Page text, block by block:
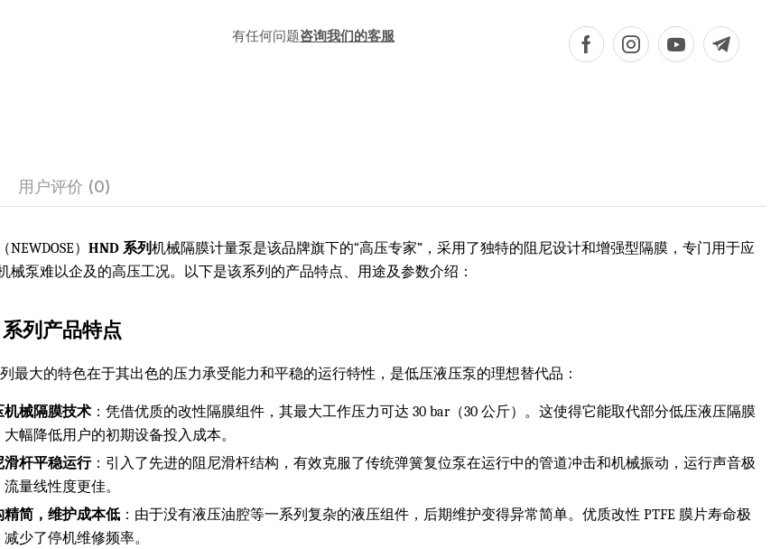
有任何问题咨询我们的客服
用户评价 (0)
NEWDOSE）HND 系列机械隔膜计量泵是该品牌旗下的“高压专家”，采用了独特的阻尼设计和增强型隔膜，专门用于应
械泵难以企及的高压工况。以下是该系列的产品特点、用途及参数介绍：
列产品特点
最大的特色在于其出色的压力承受能力和平稳的运行特性，是低压液压泵的理想替代品：
机械隔膜技术 ：凭借优质的改性隔膜组件，其最大工作压力可达 30 bar（30 公斤）。这使得它能取代部分低压液压隔膜
大幅降低用户的初期设备投入成本。
滑杆平稳运行：引入了先进的阻尼滑杆结构，有效克服了传统弹簧复位泵在运行中的管道冲击和机械振动，运行声音极
流量线性度更佳。
精简，维护成本低 ：由于没有液压油腔等一系列复杂的液压组件，后期维护变得异常简单。优质改性 PTFE 膜片寿命极
减少了停机维修频率。